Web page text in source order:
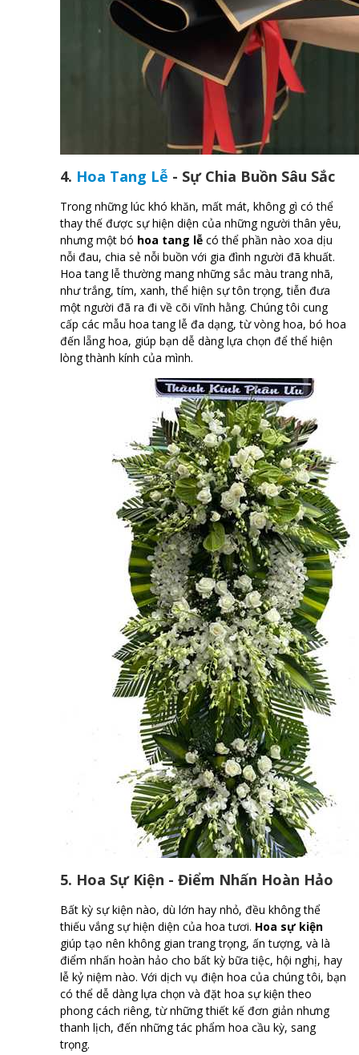
4. Hoa Tang Lễ - Sự Chia Buồn Sâu Sắc
Trong những lúc khó khăn, mất mát, không gì có thể
thay thế được sự hiện diện của những người thân yêu,
nhưng một bó hoa tang lễ có thể phần nào xoa dịu
nỗi đau, chia sẻ nỗi buồn với gia đình người đã khuất.
Hoa tang lễ thường mang những sắc màu trang nhã,
như trắng, tím, xanh, thể hiện sự tôn trọng, tiễn đưa
một người đã ra đi về cõi vĩnh hằng. Chúng tôi cung
cấp các mẫu hoa tang lễ đa dạng, từ vòng hoa, bó hoa
đến lẵng hoa, giúp bạn dễ dàng lựa chọn để thể hiện
lòng thành kính của mình.
5. Hoa Sự Kiện - Điểm Nhấn Hoàn Hảo
Bất kỳ sự kiện nào, dù lớn hay nhỏ, đều không thể
thiếu vắng sự hiện diện của hoa tươi. Hoa sự kiện
giúp tạo nên không gian trang trọng, ấn tượng, và là
điểm nhấn hoàn hảo cho bất kỳ bữa tiệc, hội nghị, hay
lễ kỷ niệm nào. Với dịch vụ điện hoa của chúng tôi, bạn
có thể dễ dàng lựa chọn và đặt hoa sự kiện theo
phong cách riêng, từ những thiết kế đơn giản nhưng
thanh lịch, đến những tác phẩm hoa cầu kỳ, sang
trọng.